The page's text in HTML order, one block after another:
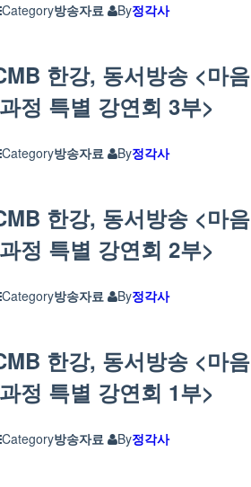
Category방송자료 By정각사
한강, 동서방송 <마음
정 특별 강연회 3부>
Category방송자료 By정각사
한강, 동서방송 <마음
정 특별 강연회 2부>
Category방송자료 By정각사
한강, 동서방송 <마음
정 특별 강연회 1부>
Category방송자료 By정각사